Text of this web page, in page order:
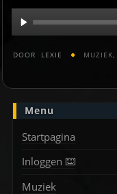
DOOR LEXIE MUZIEK,
Menu
Startpagina
Inloggen ⌨️
Muziek